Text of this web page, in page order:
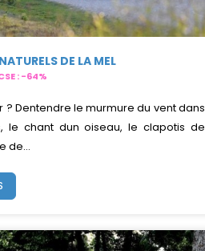
DE LA MEL
: -64%
? Dentendre le murmure du vent dans
le chant dun oiseau, le clapotis de
de...